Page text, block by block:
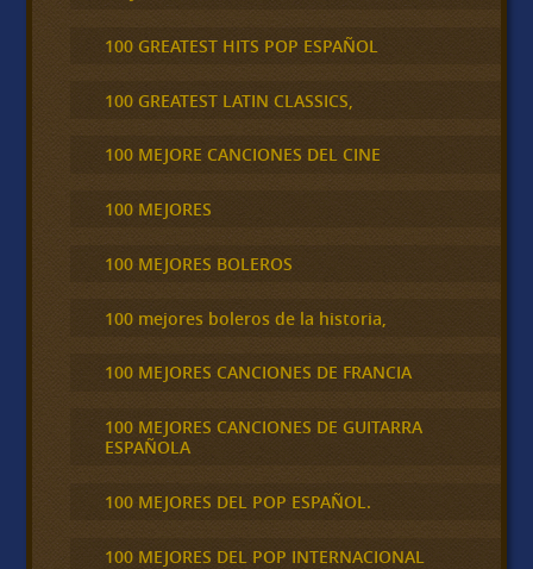
100 GREATEST HITS POP ESPAÑOL
100 GREATEST LATIN CLASSICS,
100 MEJORE CANCIONES DEL CINE
100 MEJORES
100 MEJORES BOLEROS
100 mejores boleros de la historia,
100 MEJORES CANCIONES DE FRANCIA
100 MEJORES CANCIONES DE GUITARRA
ESPAÑOLA
100 MEJORES DEL POP ESPAÑOL.
100 MEJORES DEL POP INTERNACIONAL